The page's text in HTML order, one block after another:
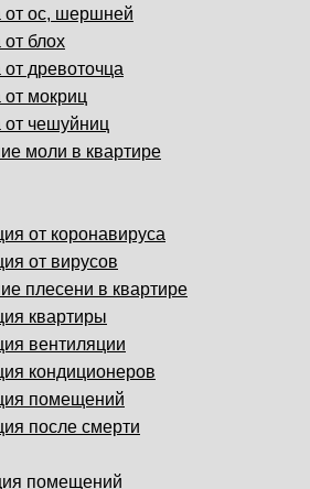
от ос, шершней
блох
древоточца
мокриц
от чешуйниц
моли в квартире
от коронавируса
от вирусов
плесени в квартире
квартиры
вентиляции
кондиционеров
помещений
после смерти
помещений